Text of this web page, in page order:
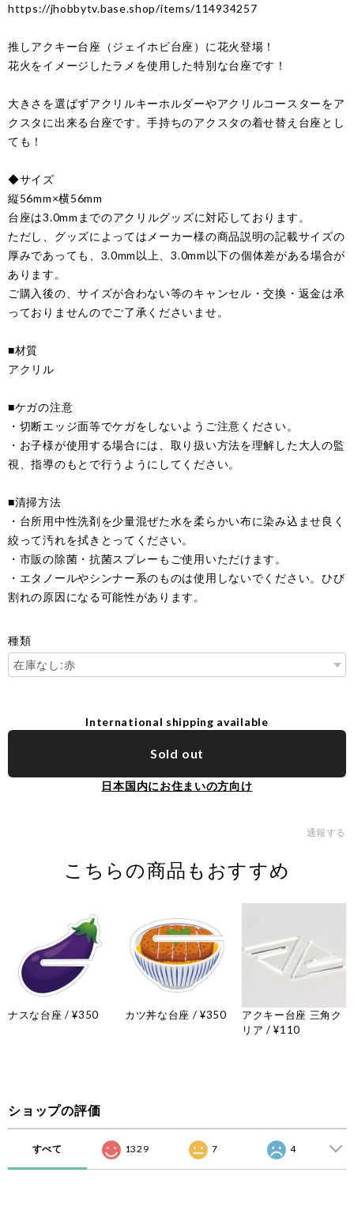
https://jhobbytv.base.shop/items/114934257
推しアクキー台座（ジェイホビ台座）に花火登場！
花火をイメージしたラメを使用した特別な台座です！
大きさを選ばずアクリルキーホルダーやアクリルコースターをア
クスタに出来る台座です。手持ちのアクスタの着せ替え台座とし
ても！
◆サイズ
縦56mm×横56mm
台座は3.0mmまでのアクリルグッズに対応しております。
ただし、グッズによってはメーカー様の商品説明の記載サイズの
厚みであっても、3.0mm以上、3.0mm以下の個体差がある場合が
あります。
ご購入後の、サイズが合わない等のキャンセル・交換・返金は承
っておりませんのでご了承くださいませ。
■材質
アクリル
■ケガの注意
・切断エッジ面等でケガをしないようご注意ください。
・お子様が使用する場合には、取り扱い方法を理解した大人の監
視、指導のもとで行うようにしてください。
■清掃方法
・台所用中性洗剤を少量混ぜた水を柔らかい布に染み込ませ良く
絞って汚れを拭きとってください。
・市販の除菌・抗菌スプレーもご使用いただけます。
・エタノールやシンナー系のものは使用しないでください。ひび
割れの原因になる可能性があります。
種類
International shipping available
Sold out
日本国内にお住まいの方向け
通報する
こちらの商品もおすすめ
ナスな台座 / ¥350 カツ丼な台座 / ¥350
アクキー台座 三角ク
リア / ¥110
ショップの評価
すべて 1329 7 4